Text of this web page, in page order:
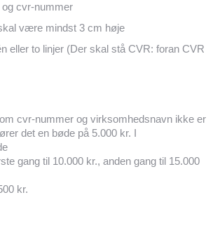
cvr-nummer
være mindst 3 cm høje
eller to linjer (Der skal stå CVR: foran CVR
cvr-nummer og virksomhedsnavn ikke er
det en bøde på 5.000 kr. I
gang til 10.000 kr., anden gang til 15.000
kr.